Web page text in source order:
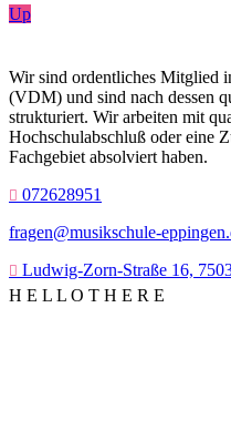
Up
Wir sind ordentliches Mitglied
(VDM) und sind nach dessen
strukturiert. Wir arbeiten mit
Hochschulabschluß oder eine
Fachgebiet absolviert haben.
072628951
fragen@musikschule-
Ludwig-Zorn-Straße 16,
H E L L O T H E R E